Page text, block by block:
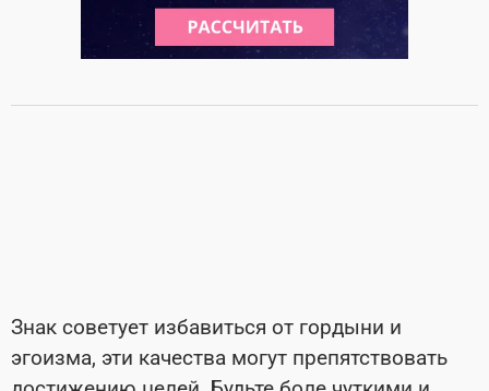
Знак советует избавиться от гордыни и
эгоизма, эти качества могут препятствовать